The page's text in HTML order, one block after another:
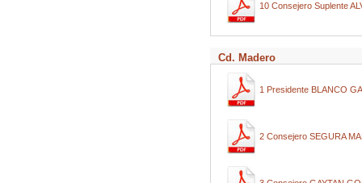
10 Consejero Suplente
Cd. Madero
1 Presidente BLANCO
2 Consejero SEGURA